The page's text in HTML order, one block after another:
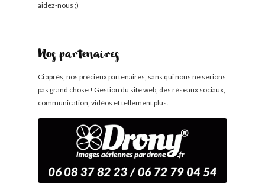
aidez-nous ;)
Nos partenaires
Ci après, nos précieux partenaires, sans qui nous ne serions
pas grand chose ! Gestion du site web, des réseaux sociaux,
communication, vidéos et tellement plus.